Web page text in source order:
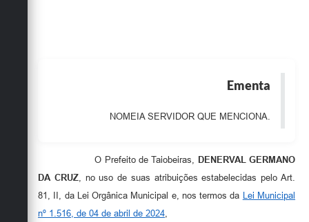
Galeria de Fotos
Serviços Online
Ementa
NOMEIA SERVIDOR QUE MENCIONA.
O Prefeito de Taiobeiras, DENERVAL GERMANO
DA CRUZ, no uso de suas atribuições estabelecidas pelo Art.
81, II, da Lei Orgânica Municipal e, nos termos da Lei Municipal
nº 1.516, de 04 de abril de 2024,